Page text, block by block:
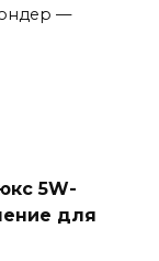
—
5W-
для